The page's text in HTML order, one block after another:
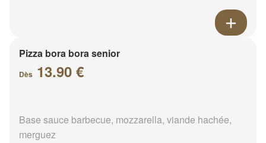
Pizza bora bora senior
Dès 13.90 €
Base sauce barbecue, mozzarella, viande hachée,
merguez